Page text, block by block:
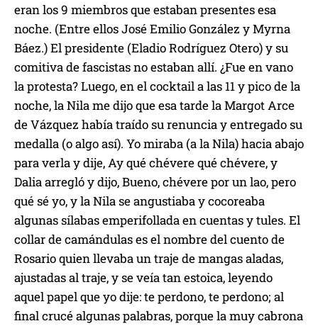
eran los 9 miembros que estaban presentes esa
noche. (Entre ellos José Emilio González y Myrna
Báez.) El presidente (Eladio Rodríguez Otero) y su
comitiva de fascistas no estaban allí. ¿Fue en vano
la protesta? Luego, en el cocktail a las 11 y pico de la
noche, la Nila me dijo que esa tarde la Margot Arce
de Vázquez había traído su renuncia y entregado su
medalla (o algo así). Yo miraba (a la Nila) hacia abajo
para verla y dije, Ay qué chévere qué chévere, y
Dalia arregló y dijo, Bueno, chévere por un lao, pero
qué sé yo, y la Nila se angustiaba y cocoreaba
algunas sílabas emperifollada en cuentas y tules. El
collar de camándulas es el nombre del cuento de
Rosario quien llevaba un traje de mangas aladas,
ajustadas al traje, y se veía tan estoica, leyendo
aquel papel que yo dije: te perdono, te perdono; al
final crucé algunas palabras, porque la muy cabrona